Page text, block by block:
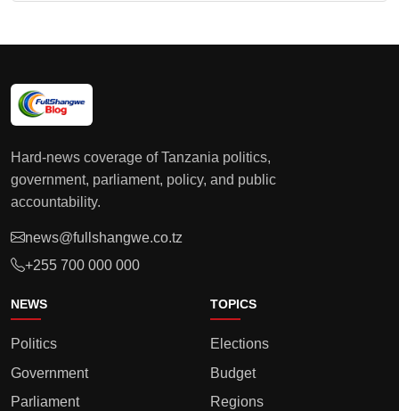
Hard-news coverage of Tanzania politics,
government, parliament, policy, and public
accountability.
news@fullshangwe.co.tz
+255 700 000 000
NEWS
Politics
Government
Parliament
TOPICS
Elections
Budget
Regions